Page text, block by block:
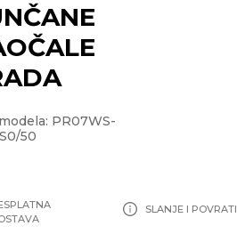
PR07WS-
50
SLANJE I POVRATI